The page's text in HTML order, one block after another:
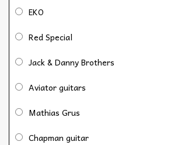
EKO
Red Special
Jack & Danny Brothers
Aviator guitars
Mathias Grus
Chapman guitar